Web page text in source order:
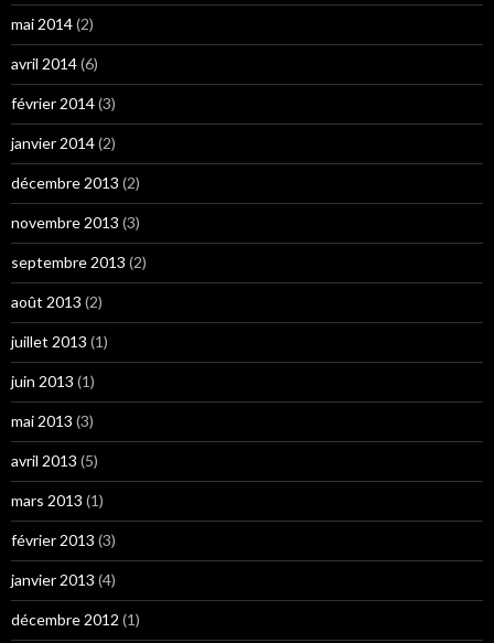
mai 2014(2)
avril 2014(6)
février 2014(3)
janvier 2014(2)
décembre 2013 (2)
novembre 2013 (3)
septembre 2013 (2)
août 2013 (2)
juillet 2013 (1)
juin 2013 (1)
mai 2013 (3)
avril 2013 (5)
mars 2013 (1)
février 2013 (3)
janvier 2013 (4)
décembre 2012 (1)